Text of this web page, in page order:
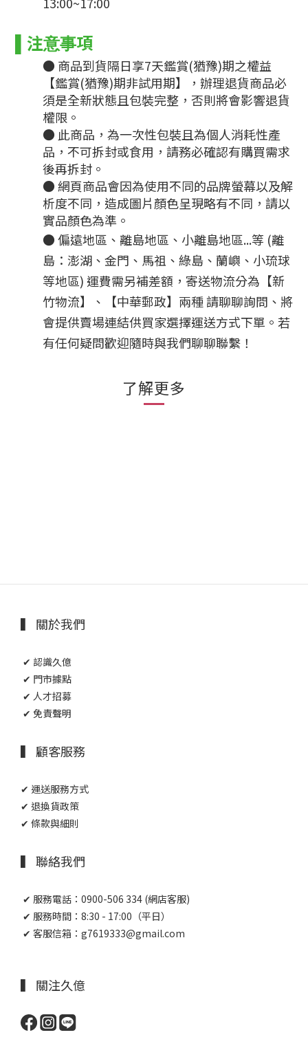
▌ 注意事項
● 商品到貨隔日享7天鑑賞(猶豫)期之權益
【鑑賞(猶豫)期非試用期】，辦理退貨商品必
須是全新狀態且包裝完整，否則將會影響退貨
權限。
● 此商品，為一次性包裝且為個人消耗性產
品，不可拆封或食用，請務必確認有購買需求
後再拆封。
● 網頁商品會因為使用不同的品牌螢幕以及解
析度不同，造成圖片顏色呈現略有不同，請以
實品顏色為準。
●偏遠地區、離島地區、小離島地區...等 (離
島：澎湖、金門、馬祖、綠島、蘭嶼、小琉球
等地區) 運費需另補差額， 寄送物流分為【新
竹物流】、【中華郵政】兩種請聊聊詢問、將
會提供賣場連結供買家選擇運送方式下單。 若
有任何疑問歡迎隨時與我們聊聊聯繫！
了解更多
▍ 關於我們
✔ 認識久億
✔ 門市據點
✔ 人才招募
✔ 免責聲明
▍ 顧客服務
✔ 運送服務方式
✔ 退換貨政策
✔ 條款與細則
▍ 聯絡我們
✔ 服務電話：0900-506 334 (網店客服)
✔ 服務時間：8:30 - 17:00（平日）
✔ 客服信箱：g7619333@gmail.com
▍ 關注久億